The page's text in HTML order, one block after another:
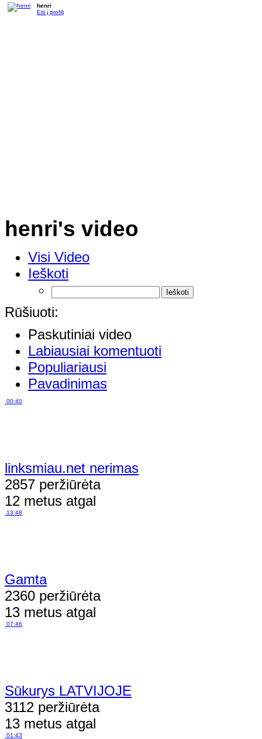
henri
Eiti į profilį
henri's video
Visi Video
Ieškoti
Rūšiuoti:
Paskutiniai video
Labiausiai komentuoti
Populiariausi
Pavadinimas
00:40
linksmiau.net nerimas
2857 peržiūrėta
12 metus atgal
13:48
Gamta
2360 peržiūrėta
13 metus atgal
07:46
Sūkurys LATVIJOJE
3112 peržiūrėta
13 metus atgal
01:43